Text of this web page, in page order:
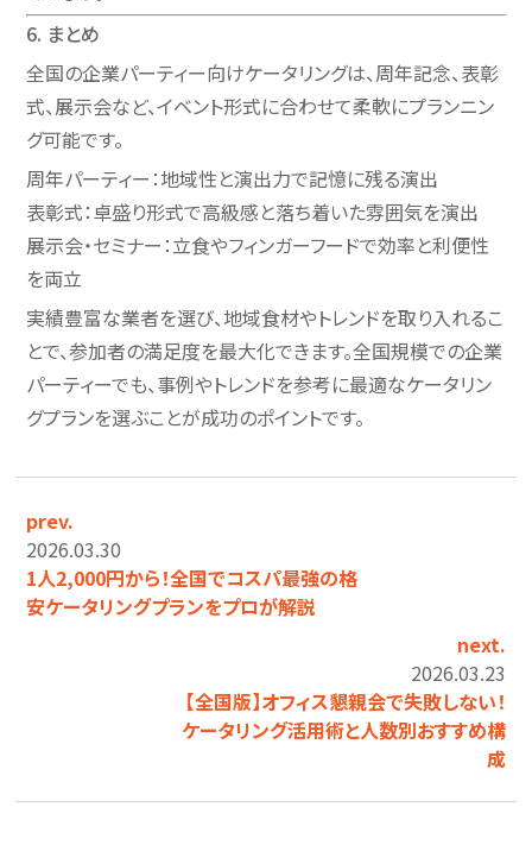
6. まとめ
全国の企業パーティー向けケータリングは、周年記念、表彰
式、展示会など、イベント形式に合わせて柔軟にプランニン
グ可能です。
周年パーティー：地域性と演出力で記憶に残る演出
表彰式：卓盛り形式で高級感と落ち着いた雰囲気を演出
展示会・セミナー：立食やフィンガーフードで効率と利便性
を両立
実績豊富な業者を選び、地域食材やトレンドを取り入れるこ
とで、参加者の満足度を最大化できます。全国規模での企業
パーティーでも、事例やトレンドを参考に最適なケータリン
グプランを選ぶことが成功のポイントです。
prev.
2026.03.30
1人2,000円から！全国でコスパ最強の格
安ケータリングプランをプロが解説
next.
2026.03.23
【全国版】オフィス懇親会で失敗しない！
ケータリング活用術と人数別おすすめ構
成